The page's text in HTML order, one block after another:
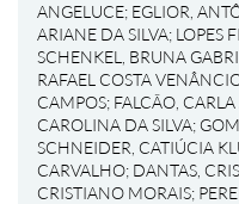
ANGELUCE; EGLIOR,
ARIANE DA SILVA; LOPES
SCHENKEL, BRUNA
RAFAEL COSTA
CAMPOS; FALCÃO,
CAROLINA DA SILVA;
SCHNEIDER, CATIÚCIA
CARVALHO; DANTAS,
CRISTIANO MORAIS;